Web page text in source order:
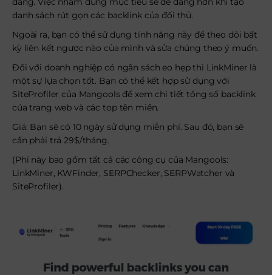
danh sách rút gọn các backlink của đối thủ.
Ngoài ra, bạn có thể sử dụng tính năng này để theo dõi bất
kỳ liên kết ngược nào của mình và sửa chúng theo ý muốn.
Đối với doanh nghiệp có ngân sách eo hẹp thì LinkMiner là
một sự lựa chọn tốt. Bạn có thể kết hợp sử dụng với
SiteProfiler của Mangools để xem chi tiết tổng số backlink
của trang web và các top tên miền.
Giá: Bạn sẽ có 10 ngày sử dụng miễn phí. Sau đó, bạn sẽ
cần phải trả 29$/tháng.
(Phí này bao gồm tất cả các công cụ của Mangools:
LinkMiner, KWFinder, SERPChecker, SERPWatcher và
SiteProfiler).